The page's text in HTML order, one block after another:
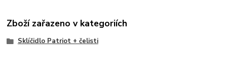
Zboží zařazeno v kategoriích
Sklíčidlo Patriot + čelisti